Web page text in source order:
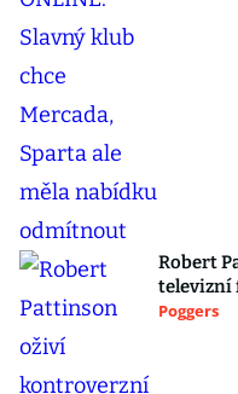
Robert
televizní
Poggers